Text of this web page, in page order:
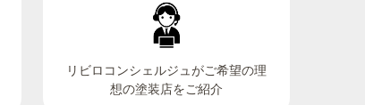
リビロコンシェルジュがご希望の理
想の塗装店をご紹介